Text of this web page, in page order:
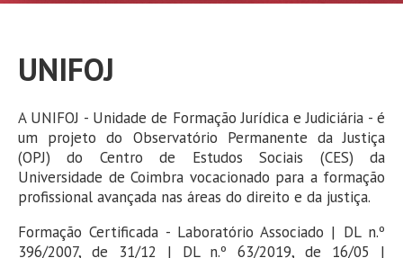
UNIFOJ
A UNIFOJ - Unidade de Formação Jurídica e Judiciária - é
um projeto do Observatório Permanente da Justiça
(OPJ) do Centro de Estudos Sociais (CES) da
Universidade de Coimbra vocacionado para a formação
profissional avançada nas áreas do direito e da justiça.
Formação Certificada - Laboratório Associado | DL n.º
396/2007, de 31/12 | DL n.º 63/2019, de 16/05 |